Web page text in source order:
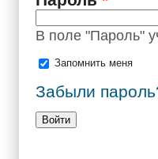
В поле "Пароль"
Запомнить меня
Забыли